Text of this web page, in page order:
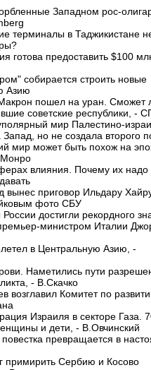
Западном рос-
терминалы в Таджикистане
готова предоставить $100
собирается строить новые
Азию
пошел на уран. Сможет
советские республики, -
мир Палестино-
но не создала второго
мир может быть похож на
Монро
влияния. Почему их надо
вынес приговор Ильдару
фото СБУ
достигли рекордного
министром Италии
в Центральную Азию, -
Наметились пути
- В.Скачко
возглавил Комитет по
Израиля в секторе Газа.
и дети, - В.Овчинский
превращается в
примирить Сербию и Косово